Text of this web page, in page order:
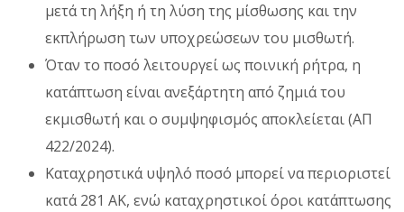
μετά τη λήξη ή τη λύση της μίσθωσης και την
εκπλήρωση των υποχρεώσεων του μισθωτή.
Όταν το ποσό λειτουργεί ως ποινική ρήτρα, η
κατάπτωση είναι ανεξάρτητη από ζημιά του
εκμισθωτή και ο συμψηφισμός αποκλείεται (ΑΠ
422/2024).
Καταχρηστικά υψηλό ποσό μπορεί να περιοριστεί
κατά 281 ΑΚ, ενώ καταχρηστικοί όροι κατάπτωσης